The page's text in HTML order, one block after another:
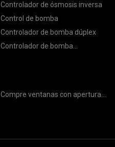
Controlador de ósmosis inversa
Control de bomba
Controlador de bomba dúplex
Controlador de bomba
Compre ventanas con apertura